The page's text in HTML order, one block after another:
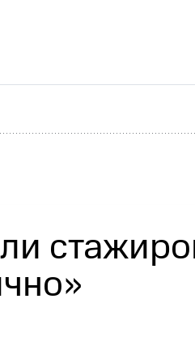
КонтактыНовости в
Контроль и аудит